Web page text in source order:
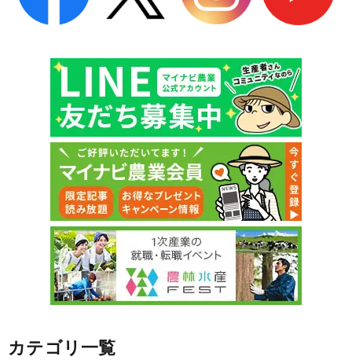
カテゴリ一覧